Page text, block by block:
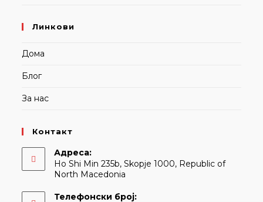
Линкови
Дома
Блог
За нас
Контакт
Адреса:
Ho Shi Min 235b, Skopje 1000, Republic of
North Macedonia
Телефонски број: